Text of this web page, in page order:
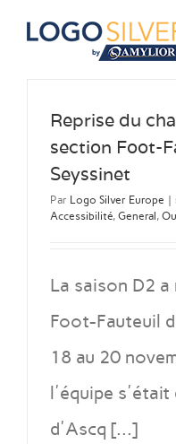
Passer
Reprise du
section Foot-
Seyssinet
Par Logo Silver Europe |
Accessibilité, General,
La saison D2
Foot-Fauteuil
18 au 20
l'équipe s'était
d'Ascq [...]